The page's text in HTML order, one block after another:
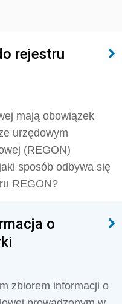
rejestru
mają obowiązek
urzędowym
(REGON)
sposób odbywa się
REGON?
o
zbiorem informacji o